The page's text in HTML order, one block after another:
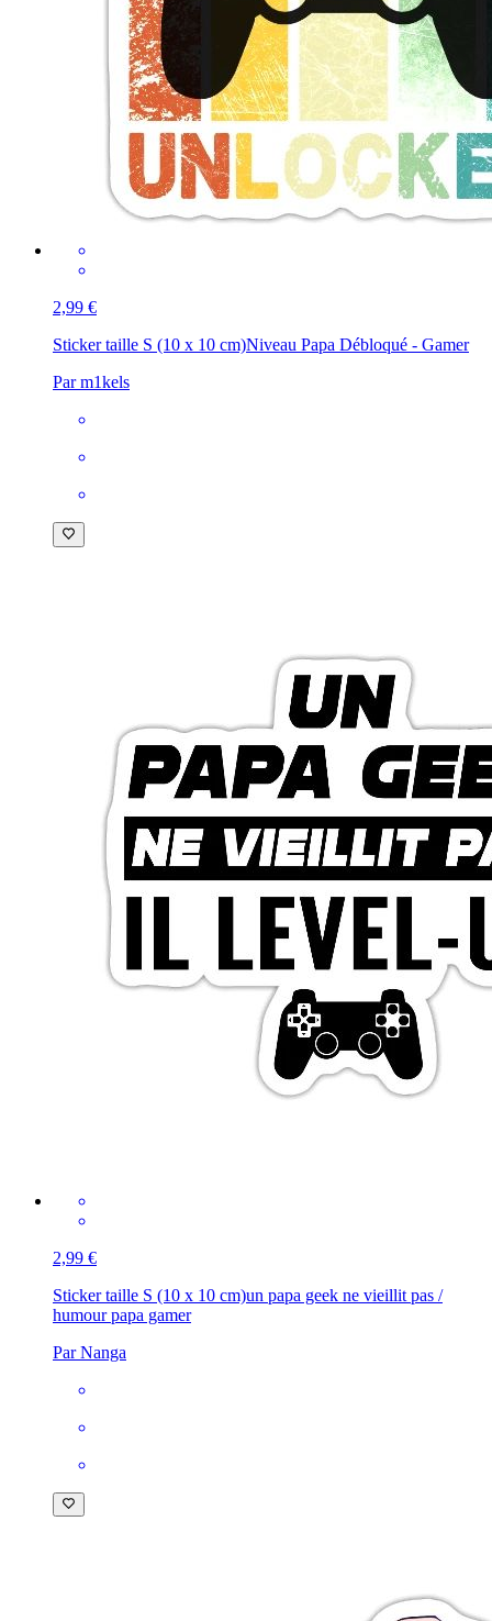
2,99 €
Sticker taille S (10 x 10 cm)Niveau Papa Débloqué - Gamer
Par m1kels
2,99 €
Sticker taille S (10 x 10 cm)un papa geek ne vieillit pas /
humour papa gamer
Par Nanga